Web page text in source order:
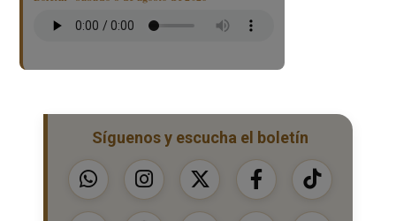
Síguenos y escucha el boletín